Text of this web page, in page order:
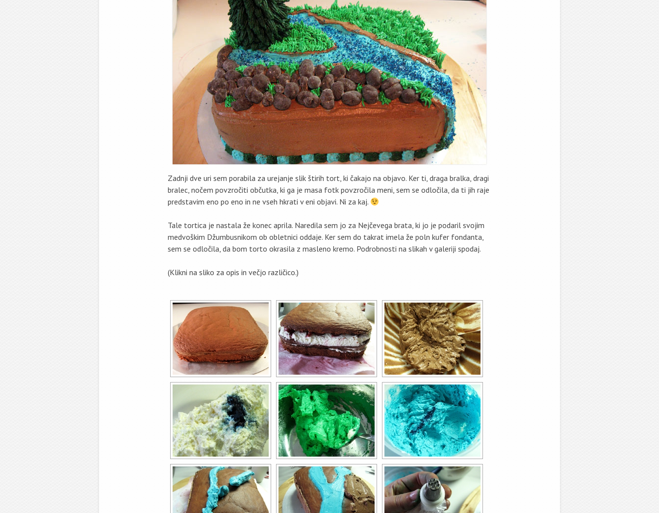
Zadnji dve uri sem porabila za urejanje slik štirih tort, ki čakajo na objavo. Ker ti, draga bralka, dragi
bralec, nočem povzročiti občutka, ki ga je masa fotk povzročila meni, sem se odločila, da ti jih raje
predstavim eno po eno in ne vseh hkrati v eni objavi. Ni za kaj.
Tale tortica je nastala že konec aprila. Naredila sem jo za Nejčevega brata, ki jo je podaril svojim
medvoškim Džumbusnikom ob obletnici oddaje. Ker sem do takrat imela že poln kufer fondanta,
sem se odločila, da bom torto okrasila z masleno kremo. Podrobnosti na slikah v galeriji spodaj.
(Klikni na sliko za opis in večjo različico.)